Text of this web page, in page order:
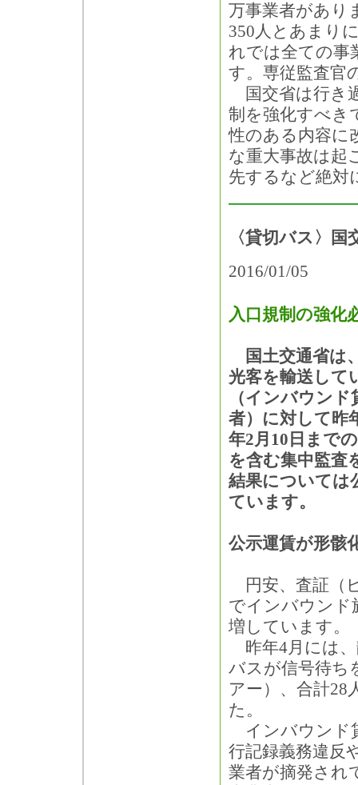
万事業者があり
350人とあまり
れでは全ての事
す。専従監査官
国交省は行き
制を強化すべき
性のある内容に
な重大事故は起
先するなど絶対
〈貸切バス〉
2016/01/05
入口規制の強化
国土交通省は
光客を輸送して
（インバウン
者）に対して昨
年2月10日まで
を含む集中監査
結果については
ています。
公示運賃が形骸
円安、査証（
でインバウンド
増しています。
昨年4月には、
バスが信号待ち
アー）、合計28
た。
インバウンド
行記録義務違反
業者が摘発され